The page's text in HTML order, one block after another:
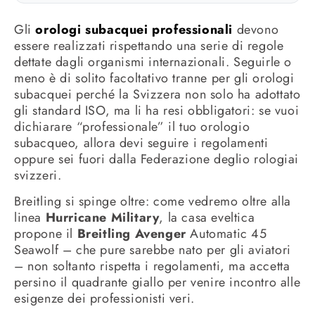
Gliorologi subacquei professionali devono
essere realizzati rispettando una serie di regole
dettate dagli organismi internazionali. Seguirle o
meno è di solito facoltativo tranne per gli orologi
subacquei perché la Svizzera non solo ha adottato
gli standard ISO, ma li ha resi obbligatori: se vuoi
dichiarare “professionale” il tuo orologio
subacqueo, allora devi seguire i regolamenti
oppure sei fuori dalla Federazione deglio rologiai
svizzeri.
Breitling si spinge oltre: come vedremo oltre alla
linea Hurricane Military, la casa eveltica
propone il Breitling AvengerAutomatic 45
Seawolf – che pure sarebbe nato per gli aviatori
– non soltanto rispetta i regolamenti, ma accetta
persino il quadrante giallo per venire incontro alle
esigenze dei professionisti veri.